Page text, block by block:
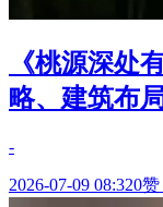
《桃源深处
略、建筑布
-
2026-07-09 08:320赞